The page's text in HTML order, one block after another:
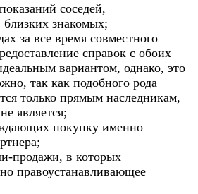
соседей,
близких знакомых;
за все время совместного
справок с обоих
вариантом, однако, это
так как подобного рода
только прямым наследникам,
является;
покупку именно
продажи, в которых
правоустанавливающее